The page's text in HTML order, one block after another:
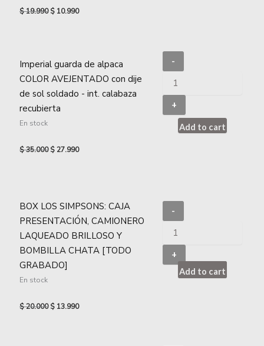
$19.990 $ 10.990
Imperial guarda de alpaca
COLOR AVEJENTADO con dije
de sol soldado - int. calabaza
recubierta
En stock
$35.000 $27.990
-
+
Add to cart
BOX LOS SIMPSONS: CAJA
PRESENTACIÓN, CAMIONERO
LAQUEADO BRILLOSO Y
BOMBILLA CHATA [TODO
GRABADO]
En stock
$20.000 $ 13.990
-
+
Add to cart